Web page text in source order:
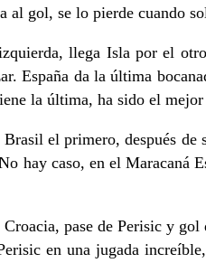
al gol, se lo pierde cuando
llega Isla por el
da la última
la última, ha sido el
el primero, después
hay caso, en el Maracaná
pase de Perisic y
en una jugada